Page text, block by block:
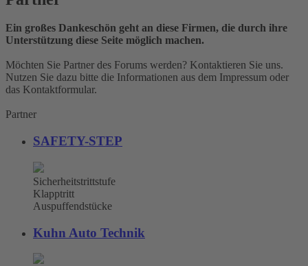
Ein großes Dankeschön geht an diese Firmen, die durch ihre
Unterstützung diese Seite möglich machen.
Möchten Sie Partner des Forums werden? Kontaktieren Sie uns.
Nutzen Sie dazu bitte die Informationen aus dem Impressum oder
das Kontaktformular.
Partner
SAFETY-STEP
Sicherheitstrittstufe
Klapptritt
Auspuffendstücke
Kuhn Auto Technik